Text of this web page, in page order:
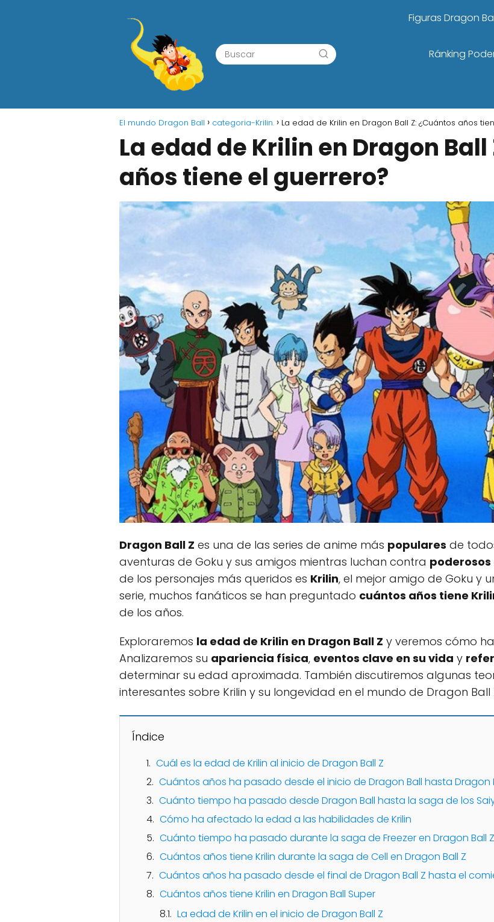
Figuras Dragon
Ránking
El mundo Dragon Ball categoria-Krilin. La edad de Krilin en Dragon Ball Z: ¿Cuántos años
La edad de Krilin en Dragon
años tiene el guerrero?
Dragon Ball Z es una de las series de anime más populares de
aventuras de Goku y sus amigos mientras luchan contra
de los personajes más queridos es Krilin, el mejor amigo de Goku y
serie, muchos fanáticos se han preguntado cuántos años tiene
de los años.
Exploraremos la edad de Krilin en Dragon Ball Z y veremos cómo
Analizaremos su apariencia física, eventos clave en su vida y
determinar su edad aproximada. También discutiremos algunas
interesantes sobre Krilin y su longevidad en el mundo de Dragon Ball
Índice
Cuál es la edad de Krilin al inicio de Dragon Ball Z
Cuántos años ha pasado desde el inicio de Dragon Ball hasta Dragon
Cuánto tiempo ha pasado desde Dragon Ball hasta la saga de los
Cómo ha afectado la edad a las habilidades de Krilin
Cuánto tiempo ha pasado durante la saga de Freezer en Dragon Ball Z
Cuántos años tiene Krilin durante la saga de Cell en Dragon Ball Z
Cuántos años ha pasado desde el final de Dragon Ball Z hasta el
Cuántos años tiene Krilin en Dragon Ball Super
La edad de Krilin en el inicio de Dragon Ball Z